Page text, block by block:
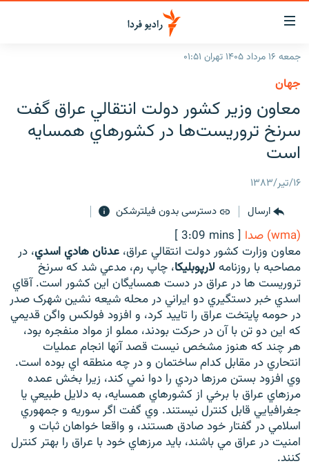
لینک‌های
قابلیت
دسترسی
بازگشت
منوی
اصلی
رفتن
صفحه
ایران
جهان
رادیو
گزارش‌های تصویری
گزارش‌های ویدئویی
زنان فردا
English
به ما بپیوندید
زبان‌های دیگر
جمعه ۱۶ مرداد ۱۴۰۵ تهران ۰۱:۵۱
جهان
معاون وزير کشور دولت انتقالي عراق گفت
سرنخ تروريست‌ها در کشورهاي همسايه
است
۱۶/تیر/۱۳۸۳
ارسال
دسترسی بدون فیلترشکن
(wma) صدا
[ 3:09 mins ]
معاون وزارت کشور دولت انتقالي عراق، عدنان هادي اسدي، در
مصاحبه با روزنامه لارپوبليکا، چاپ رم، مدعي شد که سرنخ
تروريست ها در عراق در دست همسايگان اين کشور است. آقاي
اسدي خبر دستگيري دو ايراني در محله شيعه نشين شهرک صدر
در حومه پايتخت عراق را تاييد کرد، و افزود فولکس واگن قديمي
که اين دو تن با آن در حرکت بودند، مملو از مواد منفجره بود،
هر چند که هنوز مشخص نيست قصد آنها انجام عمليات
انتحاري در مقابل کدام ساختمان و در چه منطقه اي بوده است.
وي افزود بستن مرزها دردي را دوا نمي کند، زيرا بخش عمده
مرزهاي عراق با برخي از کشورهاي همسايه، به دلايل طبيعي يا
جغرافيايي قابل کنترل نيستند. وي گفت اگر سوريه و جمهوري
اسلامي در گفتار خود صادق هستند، و واقعا خواهان ثبات و
امنيت در عراق مي باشند، بايد مرزهاي خود با عراق را بهتر کنترل
کنند.